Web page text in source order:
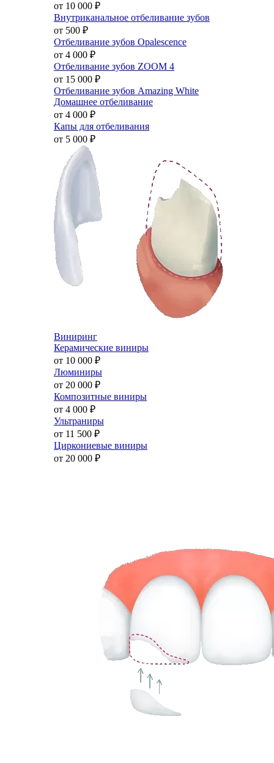
от 10 000 ₽
Внутриканальное отбеливание зубов
от 500 ₽
Отбеливание зубов Opalescence
от 4 000 ₽
Отбеливание зубов ZOOM 4
от 15 000 ₽
Отбеливание зубов Amazing White
Домашнее отбеливание
от 4 000 ₽
Капы для отбеливания
от 5 000 ₽
Виниринг
Керамические виниры
от 10 000 ₽
Люминиры
от 20 000 ₽
Композитные виниры
от 4 000 ₽
Ультраниры
от 11 500 ₽
Циркониевые виниры
от 20 000 ₽